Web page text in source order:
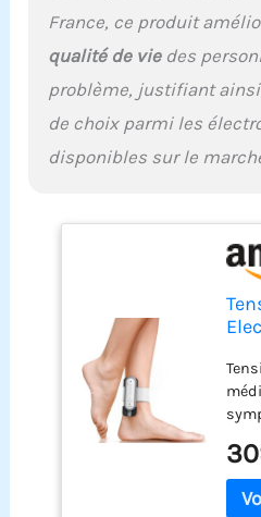
France, ce produit
qualité de viedes
problème, justifiant
de choix parmi les
disponibles sur le